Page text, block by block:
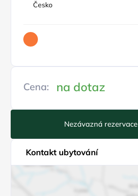
Česko
Cena: na dotaz
Nezávazná rezervace
Kontakt ubytování